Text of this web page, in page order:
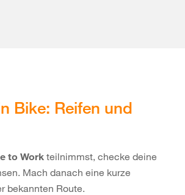
Bike: Reifen und
to Work teilnimmst, checke deine
Mach danach eine kurze
bekannten Route.